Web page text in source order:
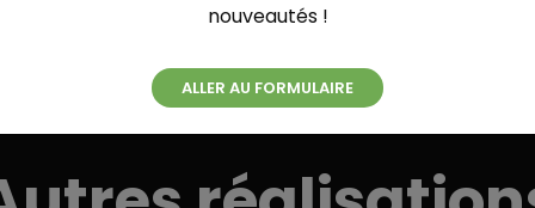
nouveautés !
ALLER AU FORMULAIRE